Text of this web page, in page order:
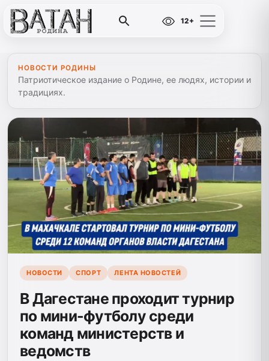
12+
НОВОСТИ РОДИНЫ
Патриотическое издание о Родине, ее людях, истории и
традициях.
НОВОСТИ СПОРТ ЛЕНТА НОВОСТЕЙ
В Дагестане проходит турнир
по мини-футболу среди
команд министерств и
ведомств